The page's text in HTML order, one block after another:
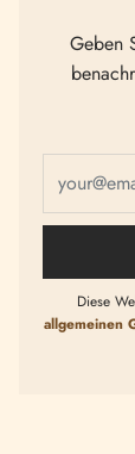
Geben
Diese
allgemeinen